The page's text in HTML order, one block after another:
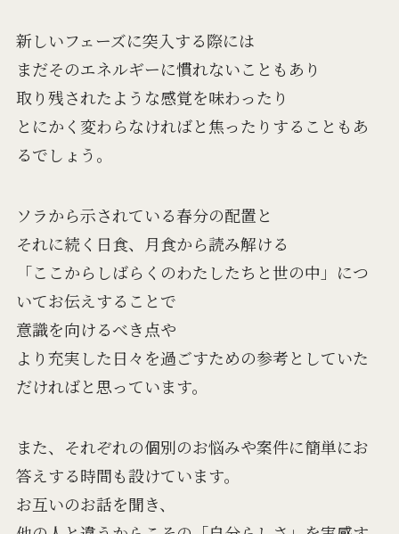
新しいフェーズに突入する際には
まだそのエネルギーに慣れないこともあり
取り残されたような感覚を味わったり
とにかく変わらなければと焦ったりすることもあ
るでしょう。
ソラから示されている春分の配置と
それに続く日食、月食から読み解ける
「ここからしばらくのわたしたちと世の中」につ
いてお伝えすることで
意識を向けるべき点や
より充実した日々を過ごすための参考としていた
だければと思っています。
また、それぞれの個別のお悩みや案件に簡単にお
答えする時間も設けています。
お互いのお話を聞き、